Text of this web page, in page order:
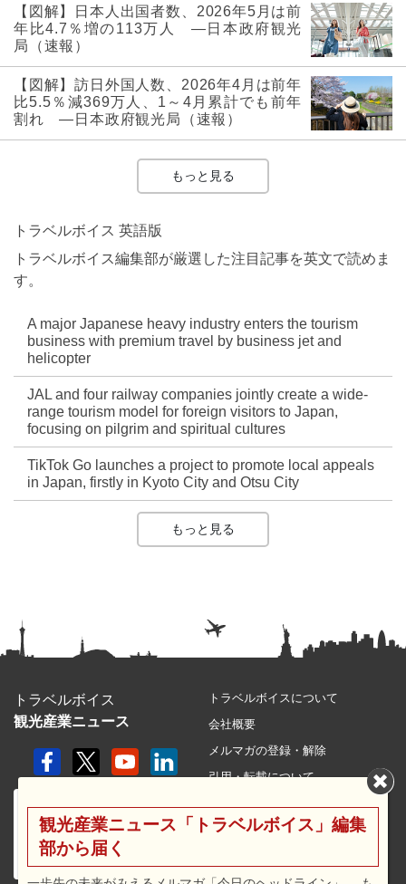
【図解】日本人出国者数、2026年5月は前
年比4.7％増の113万人 ―日本政府観光
局（速報）
【図解】訪日外国人数、2026年4月は前年
比5.5％減369万人、1～4月累計でも前年
割れ ―日本政府観光局（速報）
もっと見る
トラベルボイス 英語版
トラベルボイス編集部が厳選した注目記事を英文で読めま
す。
A major Japanese heavy industry enters the tourism
business with premium travel by business jet and
helicopter
JAL and four railway companies jointly create a wide-
range tourism model for foreign visitors to Japan,
focusing on pilgrim and spiritual cultures
TikTok Go launches a project to promote local appeals
in Japan, firstly in Kyoto City and Otsu City
もっと見る
トラベルボイス
観光産業ニュース
トラベルボイスについて
会社概要
メルマガの登録・解除
引用・転載について
利用規約
観光産業ニュース「トラベルボイス」編集
部から届く